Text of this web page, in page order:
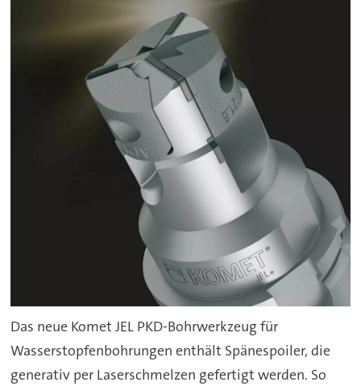
Das neue Komet JEL PKD-Bohrwerkzeug für
Wasserstopfenbohrungen enthält Spänespoiler, die
generativ per Laserschmelzen gefertigt werden. So